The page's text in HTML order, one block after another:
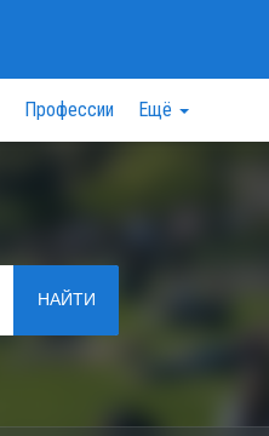
Профессии Ещё
НАЙТИ